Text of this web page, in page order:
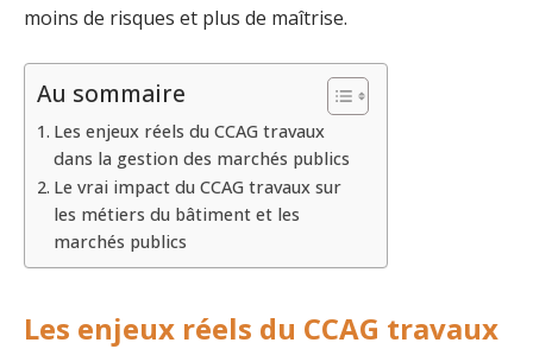
moins de risques et plus de maîtrise.
Au sommaire
Les enjeux réels du CCAG travaux
dans la gestion des marchés publics
Le vrai impact du CCAG travaux sur
les métiers du bâtiment et les
marchés publics
Les enjeux réels du CCAG travaux